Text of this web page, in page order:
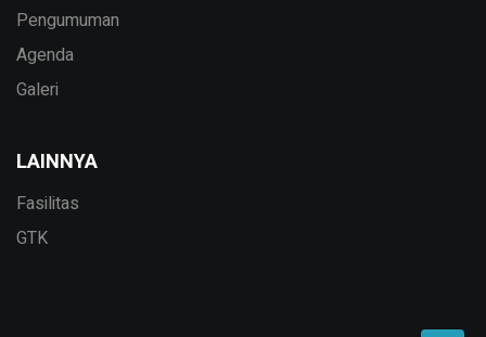
Pengumuman
Agenda
Galeri
LAINNYA
Fasilitas
GTK